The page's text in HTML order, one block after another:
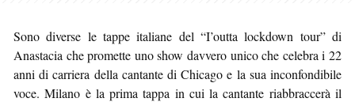
Sono diverse le tappe italiane del “I’outta lockdown tour” di
Anastacia che promette uno show davvero unico che celebra i 22
anni di carriera della cantante di Chicago e la sua inconfondibile
voce. Milano è la prima tappa in cui la cantante riabbraccerà il